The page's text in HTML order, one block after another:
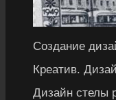
Создание
Креатив.
Дизайн стелы